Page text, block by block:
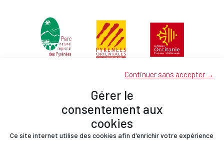
Gérer le
consentement aux
cookies
Ce site internet utilise des cookies afin d'enrichir votre expérience
Continuer sans accepter →
Partenaires